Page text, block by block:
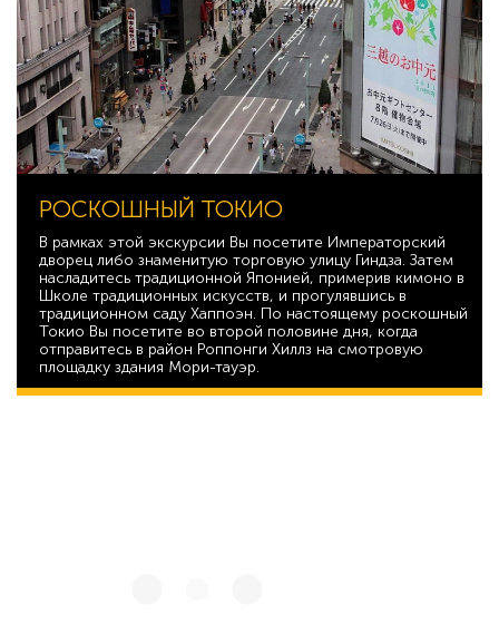
РОСКОШНЫЙ ТОКИО
В рамках этой экскурсии Вы посетите Императорский
дворец либо знаменитую торговую улицу Гиндза. Затем
насладитесь традиционной Японией, примерив кимоно в
Школе традиционных искусств, и прогулявшись в
традиционном саду Хаппоэн. По настоящему роскошный
Токио Вы посетите во второй половине дня, когда
отправитесь в район Роппонги Хиллз на смотровую
площадку здания Мори-тауэр.